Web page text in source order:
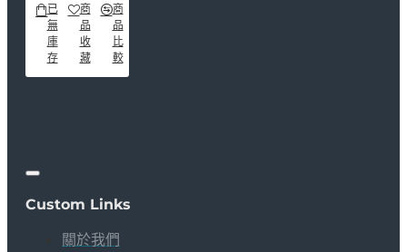
已
無
庫
存
商
品
收
藏
商
品
比
較
Custom Links
關於我們